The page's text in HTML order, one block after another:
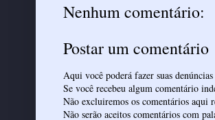
Nenhum comentário:
Postar um comentário
Aqui você poderá fazer suas
Se você recebeu algum comentário
Não excluiremos os comentários aqui
Não serão aceitos comentários com